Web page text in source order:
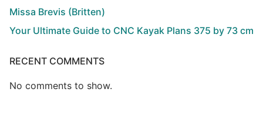
Missa Brevis (Britten)
Your Ultimate Guide to CNC Kayak Plans 375 by 73 cm
RECENT COMMENTS
No comments to show.